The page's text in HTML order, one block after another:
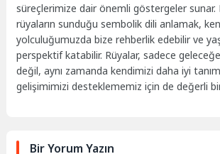
süreçlerimize dair önemli göstergeler sunar.
rüyaların sunduğu sembolik dili anlamak,
yolculuğumuzda bize rehberlik edebilir ve
perspektif katabilir. Rüyalar, sadece
değil, aynı zamanda kendimizi daha iyi
gelişimimizi desteklememiz için de değerli
Bir Yorum Yazın